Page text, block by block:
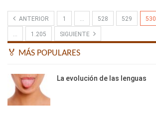
ANTERIOR 1 … 528 529 530
… 1.205 SIGUIENTE
🏅 MÁS POPULARES
La evolución de las lenguas